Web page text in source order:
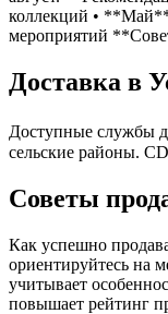
коллекций •
мероприятий
Доставка в
Доступные службы
сельские районы.
Советы
Как успешно
ориентируйтесь на
учитывает
повышает рейтинг